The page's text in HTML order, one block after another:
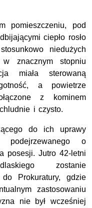
pomieszczeniu, pod
ciepło rosło
niedużych
znacznym stopniu
miała sterowaną
a powietrze
z kominem
i czysto.
do ich uprawy
podejrzewanego o
posesji. Jutro 42-letni
zostanie
do Prokuratury, gdzie
zastosowaniu
nie był wcześniej